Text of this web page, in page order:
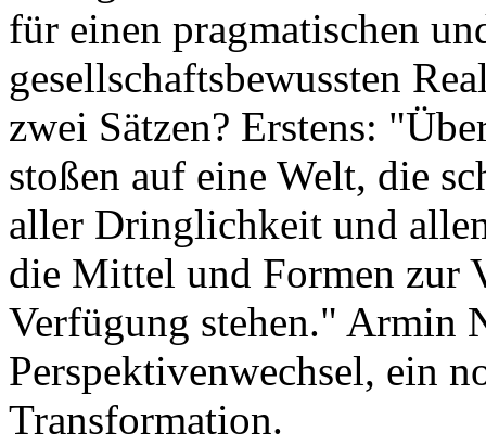
für einen pragmatischen
gesellschaftsbewussten
zwei Sätzen? Erstens:
stoßen auf eine Welt, die
aller Dringlichkeit und
die Mittel und Formen zur
Verfügung stehen." Armin
Perspektivenwechsel, ein
Transformation.